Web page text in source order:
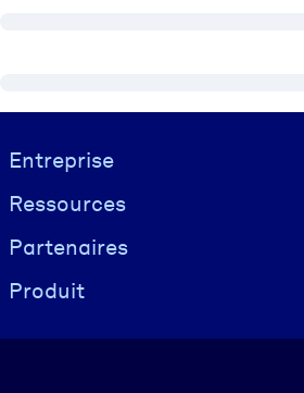
Visually hidden Text
Entreprise
Ressources
Partenaires
Produit